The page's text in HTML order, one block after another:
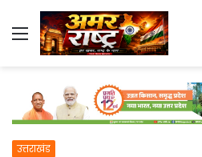
Menu
उत्तराखंड